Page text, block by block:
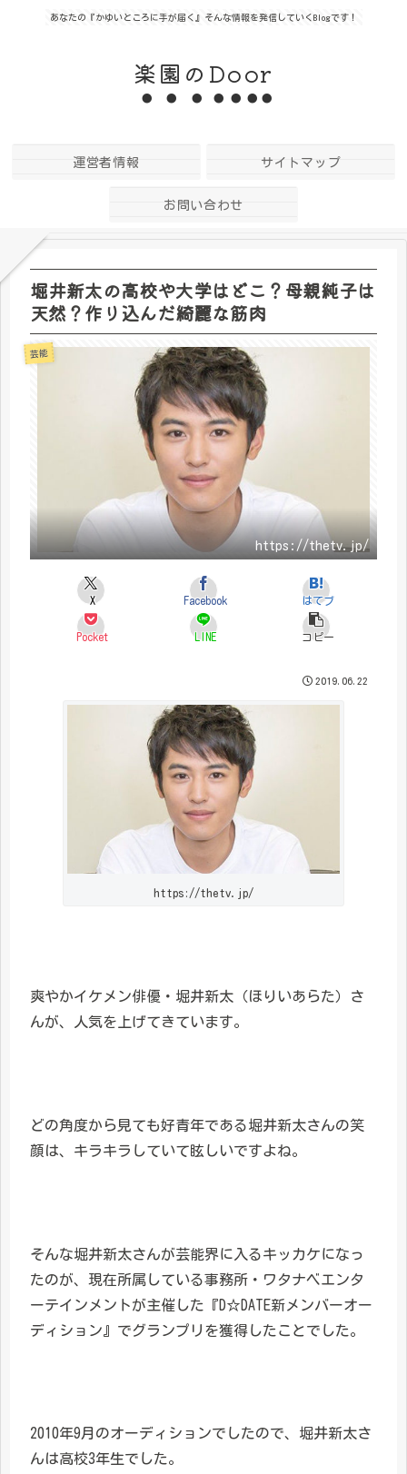
あなたの『かゆいところに手が届く』そんな情報を発信していくBlogです！
楽園のDoor
運営者情報 サイトマップ
お問い合わせ
堀井新太の高校や大学はどこ？母親純子は
天然？作り込んだ綺麗な筋肉
芸能
https://thetv.jp/
X Facebook はてブ
Pocket LINE コピー
2019.06.22
https://thetv.jp/
爽やかイケメン俳優・堀井新太（ほりいあらた）さ
んが、人気を上げてきています。
どの角度から見ても好青年である堀井新太さんの笑
顔は、キラキラしていて眩しいですよね。
そんな堀井新太さんが芸能界に入るキッカケになっ
たのが、現在所属している事務所・ワタナベエンタ
ーテインメントが主催した『D☆DATE新メンバーオー
ディション』でグランプリを獲得したことでした。
2010年9月のオーディションでしたので、堀井新太さ
んは高校3年生でした。